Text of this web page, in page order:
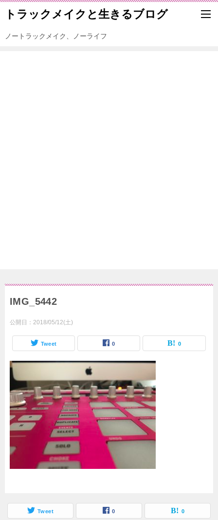
トラックメイクと生きるブログ
ノートラックメイク、ノーライフ
IMG_5442
公開日： 2018/05/12(土)
Tweet 0 0
Tweet 0 0